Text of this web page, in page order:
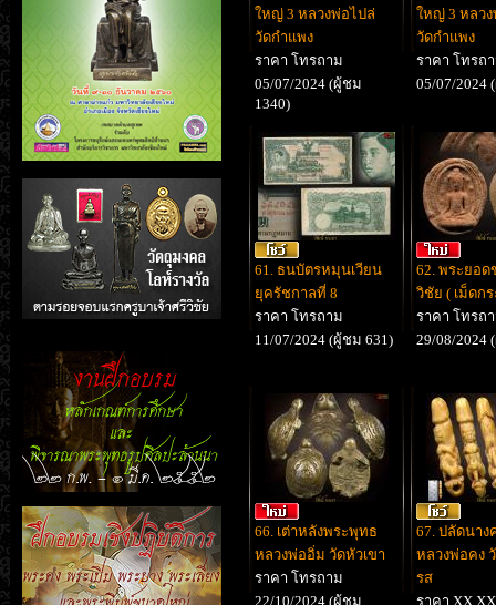
ใหญ่ 3 หลวงพ่อไปล่
วัดกำแพง
ราคา โทรถาม
05/07/2024 (ผู้ชม
1340)
ใหญ่ 3 หลว
วัดกำแพง
ราคา โทรถ
05/07/2024
61. ธนบัตรหมุนเวียน
ยุครัชกาลที่ 8
ราคา โทรถาม
11/07/2024 (ผู้ชม 631)
62. พระยอ
วิชัย ( เม็ดก
ราคา โทรถ
29/08/2024
66. เต่าหลังพระพุทธ
หลวงพ่ออิ่ม วัดหัวเขา
ราคา โทรถาม
22/10/2024 (ผู้ชม
67. ปลัดนาง
หลวงพ่อคง
รส
ราคา